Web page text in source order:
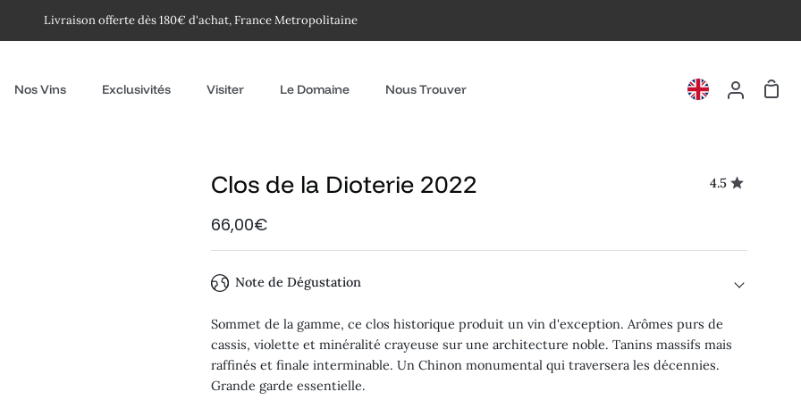
Livraison offerte dès 180€ d'achat, France Metropolitaine
Nos Vins Exclusivités Visiter Le Domaine Nous Trouver
Mon
Clos de la Dioterie 2022 4.5
66,00€
Note de Dégustation
Sommet de la gamme, ce clos historique produit un vin d'exception. Arômes purs de
cassis, violette et minéralité crayeuse sur une architecture noble. Tanins massifs mais
raffinés et finale interminable. Un Chinon monumental qui traversera les décennies.
Grande garde essentielle.